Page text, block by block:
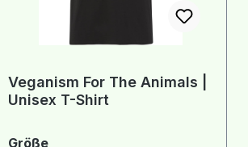
Veganism For The Animals |
Unisex T-Shirt
Größeauswählen